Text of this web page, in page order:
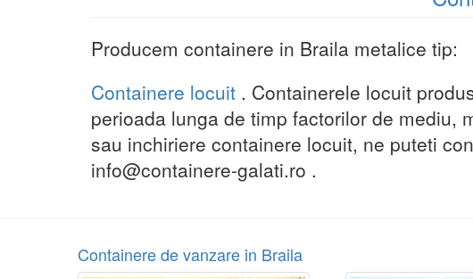
Producem containere in Braila metalice tip:
Containere locuit . Containerele locuit
perioada lunga de timp factorilor de mediu,
sau inchiriere containere locuit, ne puteti
info@containere-galati.ro .
Containere de vanzare in Braila